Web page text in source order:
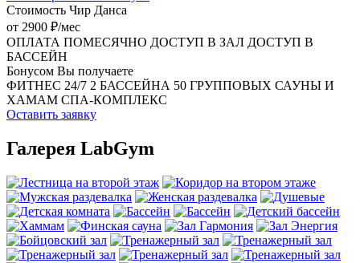
Стоимость Чир Данса
от 2900 ₽/мес
ОПЛАТА ПОМЕСЯЧНО ДОСТУП В ЗАЛ ДОСТУП В
БАССЕЙН
Бонусом Вы получаете
ФИТНЕС 24/7 2 БАССЕЙНА 50 ГРУППОВЫХ САУНЫ И
ХАМАМ СПА-КОМПЛЕКС
Оставить заявку
Галерея LabGym